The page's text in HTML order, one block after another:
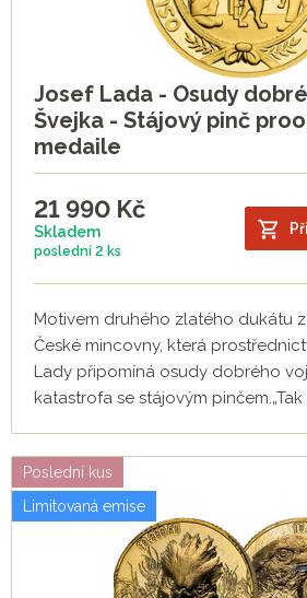
Josef Lada - Osudy
Švejka - Stájový pinč
medaile
21 990 Kč
Skladem
poslední 2 ks
Motivem druhého zlatého dukátu
České mincovny, která
Lady připomíná osudy dobrého
katastrofa se stájovým pinčem.„Tak
Poslední kus
Limitovaná emise